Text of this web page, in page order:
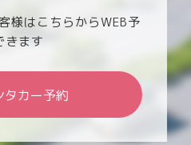
様はこちらからWEB予
きます
タカー予約